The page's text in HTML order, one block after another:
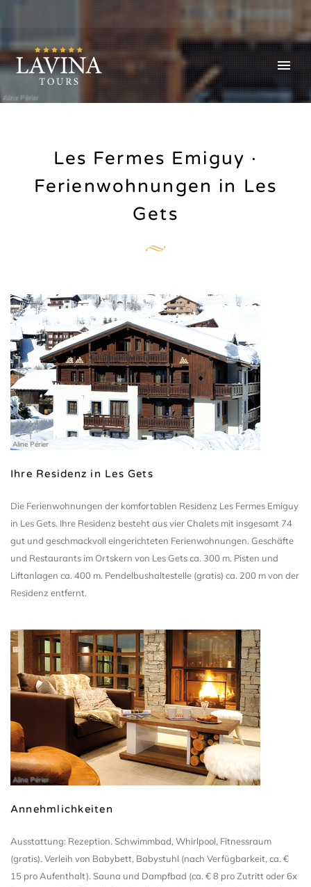
Aline Périer
Les Fermes Emiguy ·
Ferienwohnungen in Les
Gets
Aline Périer
Ihre Residenz in Les Gets
Die Ferienwohnungen der komfortablen Residenz Les Fermes Emiguy
in Les Gets. Ihre Residenz besteht aus vier Chalets mit insgesamt 74
gut und geschmackvoll eingerichteten Ferienwohnungen. Geschäfte
und Restaurants im Ortskern von Les Gets ca. 300 m. Pisten und
Liftanlagen ca. 400 m. Pendelbushaltestelle (gratis) ca. 200 m von der
Residenz entfernt.
Aline Périer
Annehmlichkeiten
Ausstattung: Rezeption. Schwimmbad, Whirlpool, Fitnessraum
(gratis). Verleih von Babybett, Babystuhl (nach Verfügbarkeit, ca. €
15 pro Aufenthalt). Sauna und Dampfbad (ca. € 8 pro Zutritt oder 6x